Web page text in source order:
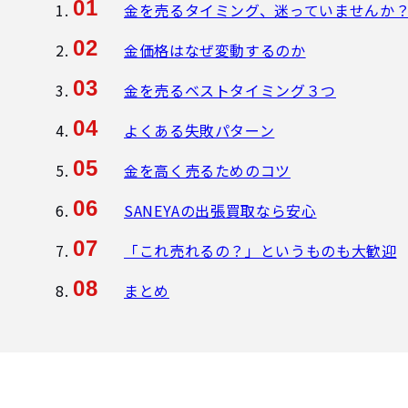
金を売るタイミング、迷っていませんか
金価格はなぜ変動するのか
金を売るベストタイミング３つ
よくある失敗パターン
金を高く売るためのコツ
SANEYAの出張買取なら安心
「これ売れるの？」というものも大歓迎
まとめ